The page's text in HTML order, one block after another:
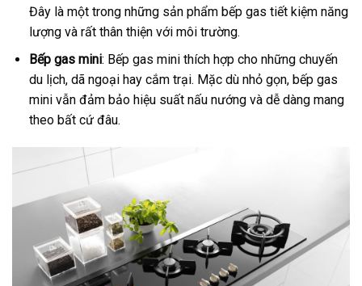
Đây là một trong những sản phẩm bếp gas tiết kiệm năng
lượng và rất thân thiện với môi trường.
Bếp gas mini: Bếp gas mini thích hợp cho những chuyến
du lịch, dã ngoại hay cắm trại. Mặc dù nhỏ gọn, bếp gas
mini vẫn đảm bảo hiệu suất nấu nướng và dễ dàng mang
theo bất cứ đâu.